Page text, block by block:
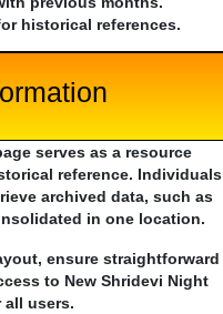
historical references.
serves as a resource
reference. Individuals
archived data, such as
in one location.
ensure straightforward
to New Shridevi Night
all users.